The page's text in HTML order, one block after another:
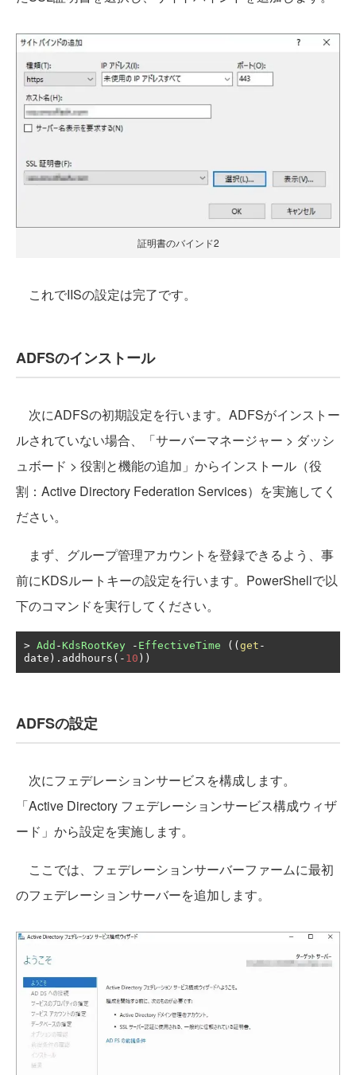
証明書のバインド2
これでIISの設定は完了です。
ADFSのインストール
次にADFSの初期設定を行います。ADFSがインストー
ルされていない場合、「サーバーマネージャー > ダッシ
ュボード > 役割と機能の追加」からインストール（役
割：Active Directory Federation Services）を実施してく
ださい。
まず、グループ管理アカウントを登録できるよう、事
前にKDSルートキーの設定を行います。PowerShellで以
下のコマンドを実行してください。
> Add -KdsRootKey - EffectiveTime (( get -
date ). addhours (- 10 ))
ADFSの設定
次にフェデレーションサービスを構成します。
「Active Directory フェデレーションサービス構成ウィザ
ード」から設定を実施します。
ここでは、フェデレーションサーバーファームに最初
のフェデレーションサーバーを追加します。